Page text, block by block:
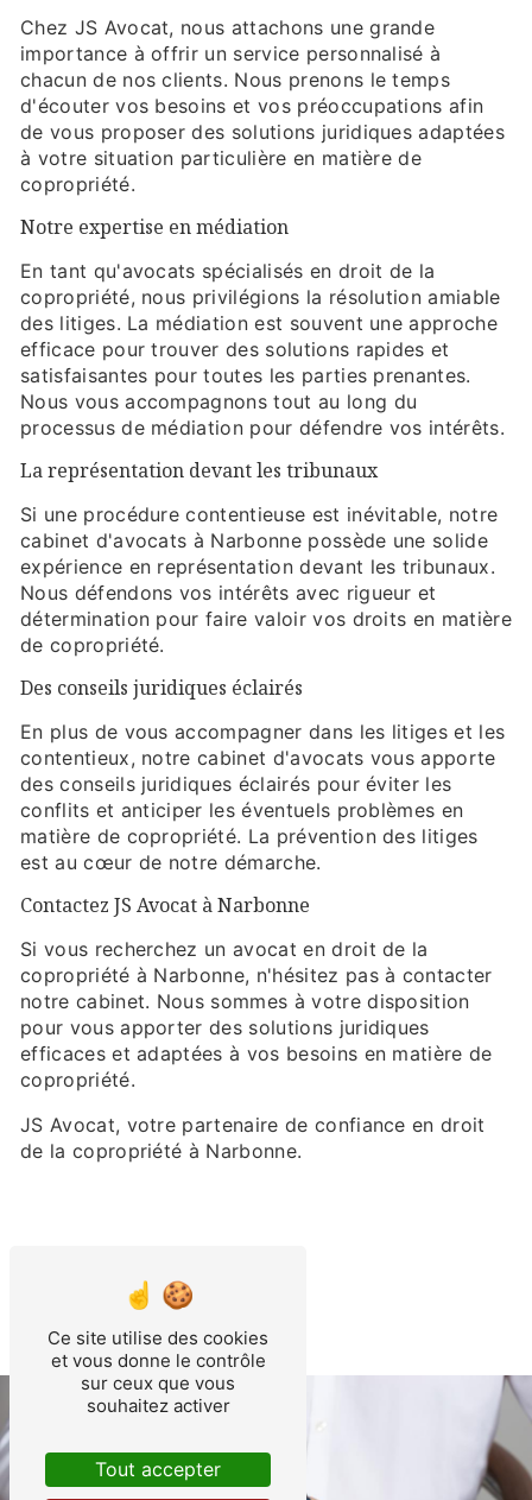
Chez JS Avocat, nous attachons une grande
importance à offrir un service personnalisé à
chacun de nos clients. Nous prenons le temps
d'écouter vos besoins et vos préoccupations afin
de vous proposer des solutions juridiques adaptées
à votre situation particulière en matière de
copropriété.
Notre expertise en médiation
En tant qu'avocats spécialisés en droit de la
copropriété, nous privilégions la résolution amiable
des litiges. La médiation est souvent une approche
efficace pour trouver des solutions rapides et
satisfaisantes pour toutes les parties prenantes.
Nous vous accompagnons tout au long du
processus de médiation pour défendre vos intérêts.
La représentation devant les tribunaux
Si une procédure contentieuse est inévitable, notre
cabinet d'avocats à Narbonne possède une solide
expérience en représentation devant les tribunaux.
Nous défendons vos intérêts avec rigueur et
détermination pour faire valoir vos droits en matière
de copropriété.
Des conseils juridiques éclairés
En plus de vous accompagner dans les litiges et les
contentieux, notre cabinet d'avocats vous apporte
des conseils juridiques éclairés pour éviter les
conflits et anticiper les éventuels problèmes en
matière de copropriété. La prévention des litiges
est au cœur de notre démarche.
Contactez JS Avocat à Narbonne
Si vous recherchez un avocat en droit de la
copropriété à Narbonne, n'hésitez pas à contacter
notre cabinet. Nous sommes à votre disposition
pour vous apporter des solutions juridiques
efficaces et adaptées à vos besoins en matière de
copropriété.
JS Avocat, votre partenaire de confiance en droit
de la copropriété à Narbonne.
Ce site utilise des cookies
et vous donne le contrôle
sur ceux que vous
souhaitez activer
Tout accepter